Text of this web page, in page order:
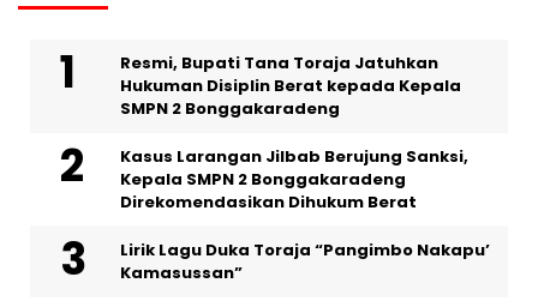
Resmi, Bupati Tana Toraja Jatuhkan
Hukuman Disiplin Berat kepada Kepala
SMPN 2 Bonggakaradeng
Kasus Larangan Jilbab Berujung Sanksi,
Kepala SMPN 2 Bonggakaradeng
Direkomendasikan Dihukum Berat
Lirik Lagu Duka Toraja “Pangimbo Nakapu’
Kamasussan”